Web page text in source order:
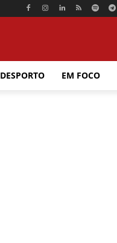
DESPORTO EM FOCO